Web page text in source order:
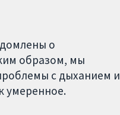
о
образом, мы
с дыханием и
умеренное.